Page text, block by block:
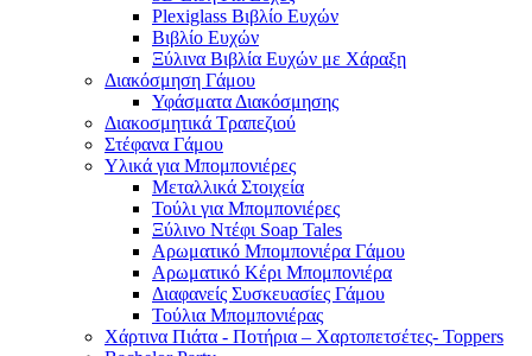
Plexiglass Βιβλίο Ευχών
Βιβλίο Ευχών
Ξύλινα Βιβλία Ευχών με Χάραξη
Διακόσμηση Γάμου
Υφάσματα Διακόσμησης
Διακοσμητικά Τραπεζιού
Στέφανα Γάμου
Υλικά για Μπομπονιέρες
Μεταλλικά Στοιχεία
Τούλι για Μπομπονιέρες
Ξύλινο Ντέφι Soap Tales
Αρωματικό Μπομπονιέρα Γάμου
Αρωματικό Κέρι Μπομπονιέρα
Διαφανείς Συσκευασίες Γάμου
Τούλια Μπομπονιέρας
Χάρτινα Πιάτα - Ποτήρια – Χαρτοπετσέτες- Toppers